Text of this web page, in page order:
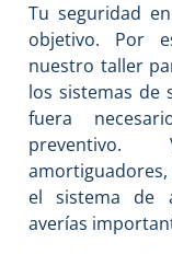
Tu seguridad
objetivo. Por
nuestro taller
los sistemas de
fuera
preventivo.
amortiguadores,
el sistema de
averías